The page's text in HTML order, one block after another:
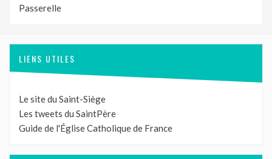
Passerelle
LIENS UTILES
Le site du Saint-Siège
Les tweets du SaintPère
Guide de l'Église Catholique de France